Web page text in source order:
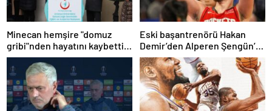
Minecan hemşire "domuz
gribi"nden hayatını kaybetti –
Haberler | Sağlık Haberleri
Eski başantrenörü Hakan
Demir’den Alperen Şengün’e
övgü